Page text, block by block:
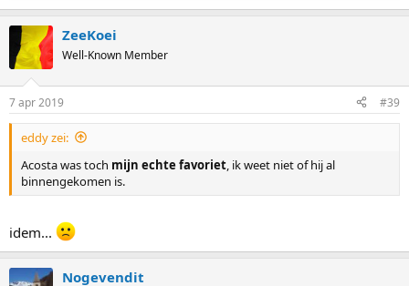
e
t
i
s
:
ZeeKoei
Well-Known Member
7 apr 2019 #39
eddy zei:
Acosta was toch mijn echte favoriet , ik weet niet of hij al
binnengekomen is.
idem...
Nogevendit